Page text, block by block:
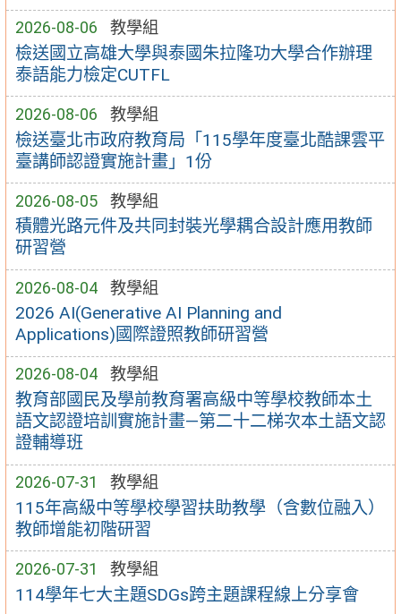
2026-08-06 教學組
檢送國立高雄大學與泰國朱拉隆功大學合作辦理
泰語能力檢定CUTFL
2026-08-06 教學組
檢送臺北市政府教育局「115學年度臺北酷課雲平
臺講師認證實施計畫」1份
2026-08-05 教學組
積體光路元件及共同封裝光學耦合設計應用教師
研習營
2026-08-04 教學組
2026 AI(Generative AI Planning and
Applications)國際證照教師研習營
2026-08-04 教學組
教育部國民及學前教育署高級中等學校教師本土
語文認證培訓實施計畫—第二十二梯次本土語文認
證輔導班
2026-07-31 教學組
115年高級中等學校學習扶助教學（含數位融入）
教師增能初階研習
2026-07-31 教學組
114學年七大主題SDGs跨主題課程線上分享會